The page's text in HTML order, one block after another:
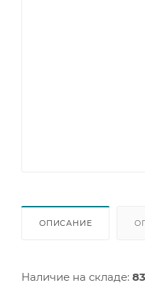
ОПИСАНИЕ
Наличие на складе: 83